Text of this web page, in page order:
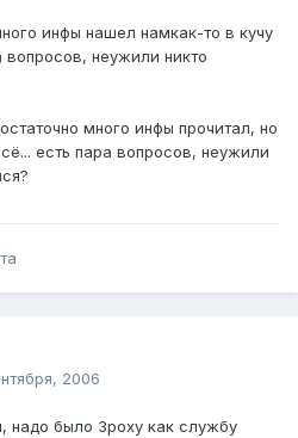
инфы нашел намкак-то в кучу
вопросов, неужили никто
много инфы прочитал, но
есть пара вопросов, неужили
2006
надо было 3poxy как службу